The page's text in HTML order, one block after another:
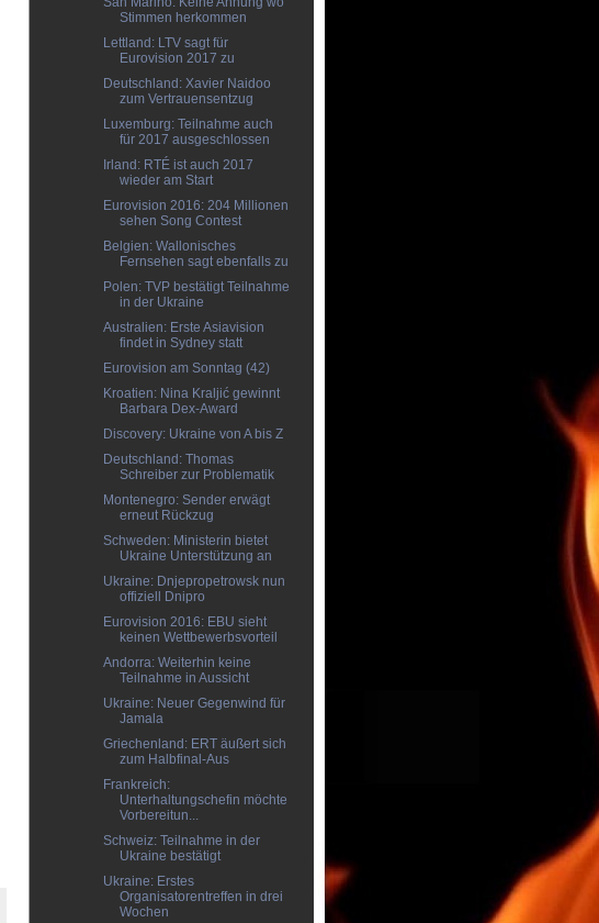
Stimmen herkommen
Lettland: LTV sagt für
Eurovision 2017 zu
Deutschland: Xavier Naidoo
zum Vertrauensentzug
Luxemburg: Teilnahme auch
für 2017 ausgeschlossen
Irland: RTÉ ist auch 2017
wieder am Start
Eurovision 2016: 204 Millionen
sehen Song Contest
Belgien: Wallonisches
Fernsehen sagt ebenfalls zu
Polen: TVP bestätigt Teilnahme
in der Ukraine
Australien: Erste Asiavision
findet in Sydney statt
Eurovision am Sonntag (42)
Kroatien: Nina Kraljić gewinnt
Barbara Dex-Award
Discovery: Ukraine von A bis Z
Deutschland: Thomas
Schreiber zur Problematik
Montenegro: Sender erwägt
erneut Rückzug
Schweden: Ministerin bietet
Ukraine Unterstützung an
Ukraine: Dnjepropetrowsk nun
offiziell Dnipro
Eurovision 2016: EBU sieht
keinen Wettbewerbsvorteil
Andorra: Weiterhin keine
Teilnahme in Aussicht
Ukraine: Neuer Gegenwind für
Jamala
Griechenland: ERT äußert sich
zum Halbfinal-Aus
Frankreich:
Unterhaltungschefin möchte
Vorbereitun...
Schweiz: Teilnahme in der
Ukraine bestätigt
Ukraine: Erstes
Organisatorentreffen in drei
Wochen